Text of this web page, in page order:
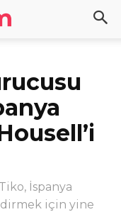
İspanya
için yine